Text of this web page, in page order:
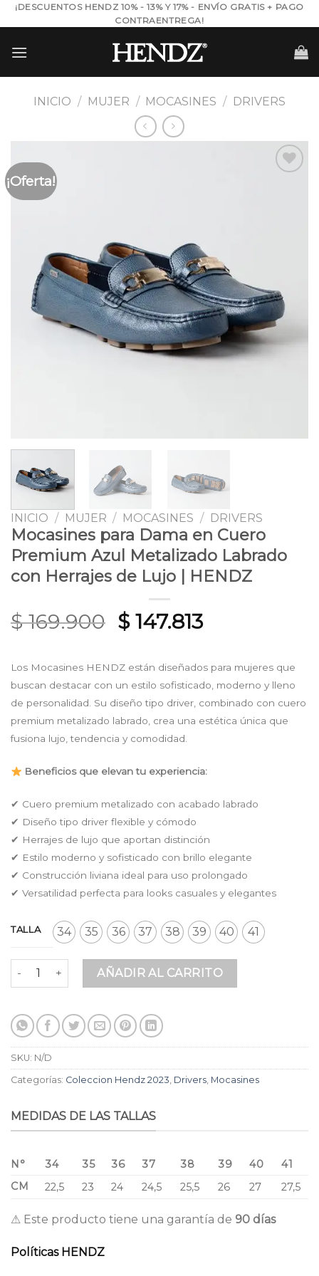
Skip
to
¡DESCUENTOS HENDZ 10% - 13% Y 17% - ENVÍO GRATIS + PAGO
CONTRAENTREGA!
INICIO / MUJER / MOCASINES / DRIVERS
¡Oferta!
INICIO / MUJER / MOCASINES / DRIVERS
Mocasines para Dama en Cuero
Premium Azul Metalizado Labrado
con Herrajes de Lujo | HENDZ
$169.900 Original
was:
$ 169.900.
$147.813Current
is:
$ 147.813.
Los Mocasines HENDZ están diseñados para mujeres que
buscan destacar con un estilo sofisticado, moderno y lleno
de personalidad. Su diseño tipo driver, combinado con cuero
premium metalizado labrado, crea una estética única que
fusiona lujo, tendencia y comodidad.
Beneficios que elevan tu experiencia:
✔ Cuero premium metalizado con acabado labrado
✔ Diseño tipo driver flexible y cómodo
✔ Herrajes de lujo que aportan distinción
✔ Estilo moderno y sofisticado con brillo elegante
✔ Construcción liviana ideal para uso prolongado
✔ Versatilidad perfecta para looks casuales y elegantes
TALLA 34 35 36 37 38 39 40 41
Mocasines para Dama en Cuero Premium Azul
AÑADIR AL CARRITO
SKU: N/D
Categorías: Coleccion Hendz 2023 Drivers Mocasines
MEDIDAS DE LAS TALLAS
N° 34 35 36 37 38 39 40
41
CM
22,5 23 24 24,5 25,5 26 27 27,5
⚠ Este producto tiene una garantía de 90 días
Políticas HENDZ